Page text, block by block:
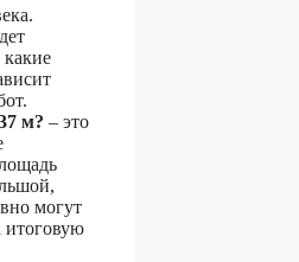
какие
м? – это
могут
итоговую